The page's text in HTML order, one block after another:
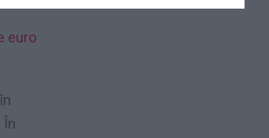
euro
În